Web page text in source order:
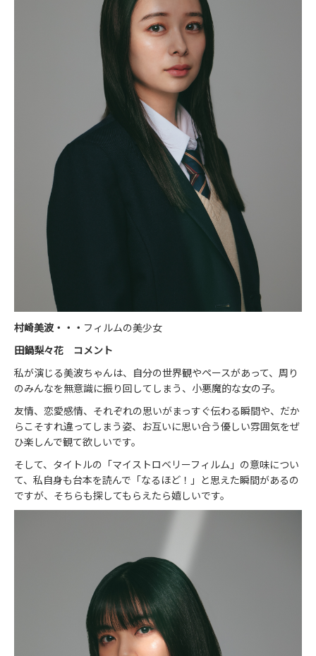
村崎美波・・・ フィルムの美少女
田鍋梨々花 コメント
私が演じる美波ちゃんは、自分の世界観やペースがあって、周り
のみんなを無意識に振り回してしまう、小悪魔的な女の子。
友情、恋愛感情、それぞれの思いがまっすぐ伝わる瞬間や、だか
らこそすれ違ってしまう姿、お互いに思い合う優しい雰囲気をぜ
ひ楽しんで観て欲しいです。
そして、タイトルの「マイストロベリーフィルム」の意味につい
て、私自身も台本を読んで「なるほど！」と思えた瞬間があるの
ですが、そちらも探してもらえたら嬉しいです。